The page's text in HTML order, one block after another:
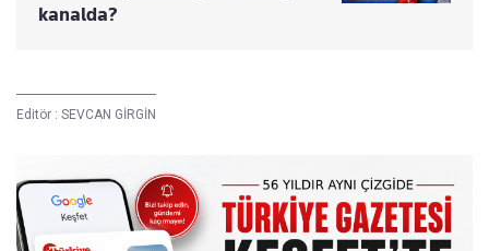
kanalda?
Editör : SEVCAN GİRGİN